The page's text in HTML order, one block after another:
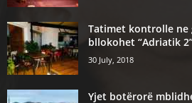
Tatimet kontrolle ne
bllokohet “Adriatik
30 July, 2018
Yjet botërorë